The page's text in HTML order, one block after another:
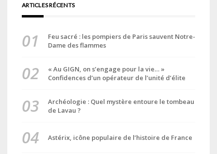
ARTICLES RÉCENTS
Feu sacré : les pompiers de Paris sauvent Notre-
Dame des flammes
« Au GIGN, on s’engage pour la vie… »
Confidences d’un opérateur de l’unité d’élite
Archéologie : Quel mystère entoure le tombeau
de Lavau ?
Astérix, icône populaire de l’histoire de France